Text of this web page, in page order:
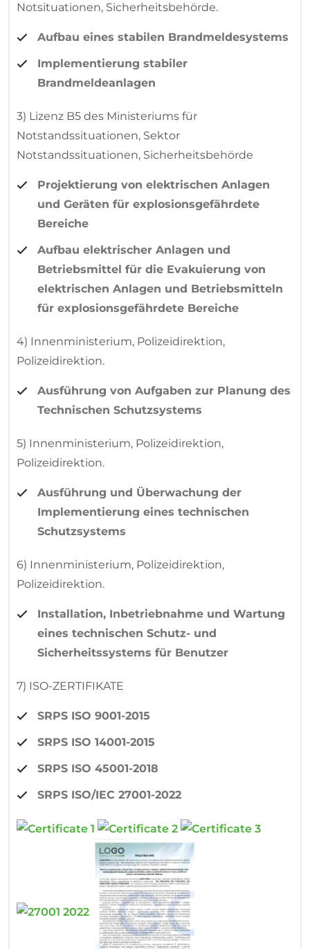
Notsituationen, Sicherheitsbehörde.
Aufbau eines stabilen Brandmeldesystems
Implementierung stabiler
Brandmeldeanlagen
3) Lizenz B5 des Ministeriums für
Notstandssituationen, Sektor
Notstandssituationen, Sicherheitsbehörde
Projektierung von elektrischen Anlagen
und Geräten für explosionsgefährdete
Bereiche
Aufbau elektrischer Anlagen und
Betriebsmittel für die Evakuierung von
elektrischen Anlagen und Betriebsmitteln
für explosionsgefährdete Bereiche
4) Innenministerium, Polizeidirektion,
Polizeidirektion.
Ausführung von Aufgaben zur Planung des
Technischen Schutzsystems
5) Innenministerium, Polizeidirektion,
Polizeidirektion.
Ausführung und Überwachung der
Implementierung eines technischen
Schutzsystems
6) Innenministerium, Polizeidirektion,
Polizeidirektion.
Installation, Inbetriebnahme und Wartung
eines technischen Schutz- und
Sicherheitssystems für Benutzer
7) ISO-ZERTIFIKATE
SRPS ISO 9001-2015
SRPS ISO 14001-2015
SRPS ISO 45001-2018
SRPS ISO/IEC 27001-2022